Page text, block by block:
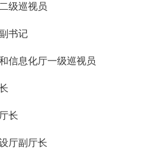
级巡视员
书记
息化厅一级巡视员
长
厅副厅长